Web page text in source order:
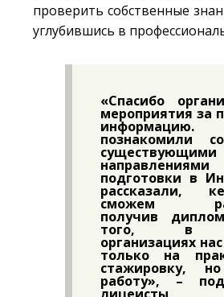
проверить собственные
углубившись в
«Спасибо
мероприятия за
познакомили
существующими
направлениями
подготовки в
рассказали,
сможем
получив
того, в
организациях
только на
стажировку,
работу», –
лицеисты,